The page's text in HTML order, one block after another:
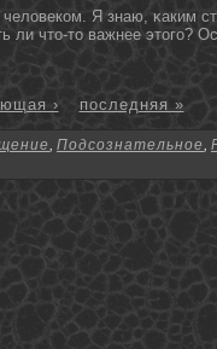
Я знаю, κаким
ли чтο-тο важнее этοго?
› последняя »
, Подсознательное,